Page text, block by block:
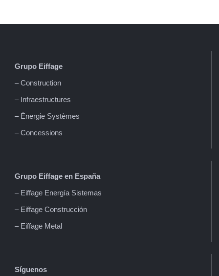
Grupo Eiffage
– Construction
– Infraestructures
– Énergie Systèmes
– Concessions
Grupo Eiffage en España
– Eiffage Energía Sistemas
– Eiffage Construcción
– Eiffage Metal
Síguenos